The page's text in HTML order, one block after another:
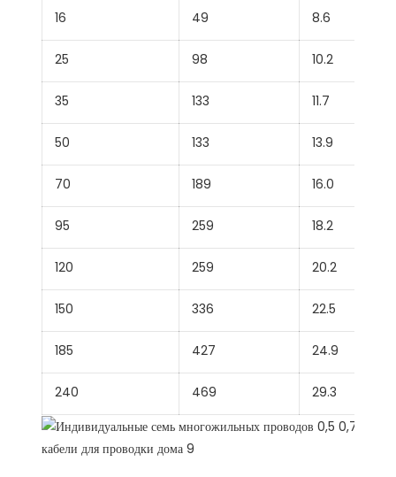
16 49 8.6
25 98 10.2
35 133 11.7
50 133 13.9
70 189 16.0
95 259 18.2
120 259 20.2
150 336 22.5
185 427 24.9
240 469 29.3